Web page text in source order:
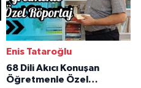
Enis Tataroğlu
68 Dili Akıcı Konuşan
Öğretmenle Özel